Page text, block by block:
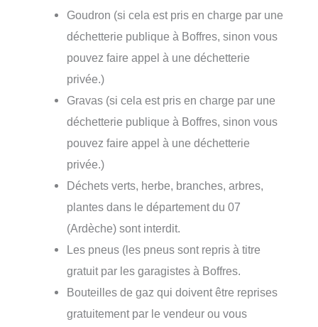
Goudron (si cela est pris en charge par une
déchetterie publique à Boffres, sinon vous
pouvez faire appel à une déchetterie
privée.)
Gravas (si cela est pris en charge par une
déchetterie publique à Boffres, sinon vous
pouvez faire appel à une déchetterie
privée.)
Déchets verts, herbe, branches, arbres,
plantes dans le département du 07
(Ardèche) sont interdit.
Les pneus (les pneus sont repris à titre
gratuit par les garagistes à Boffres.
Bouteilles de gaz qui doivent être reprises
gratuitement par le vendeur ou vous